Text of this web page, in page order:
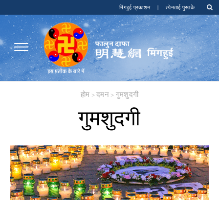
मिंगहुई प्रकाशन | त्येनताई पुस्तकें
होम >दमन > गुमशुदगी
गुमशुदगी